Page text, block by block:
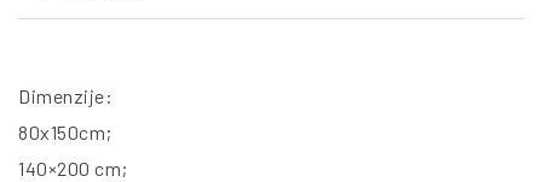
Dimenzije:
80x150cm;
140×200 cm;